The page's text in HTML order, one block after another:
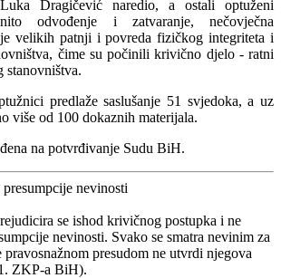
Dragičević naredio, a ostali optuženi
odvođenje i zatvaranje, nečovječna
velikih patnji i povreda fizičkog integriteta i
čime su počinili krivično djelo - ratni
predlaže saslušanje 51 svjedoka, a uz
više od 100 dokaznih materijala.
na potvrđivanje Sudu BiH.
nevinosti
se ishod krivičnog postupka i ne
nevinosti. Svako se smatra nevinim za
presudom ne utvrdi njegova
ZKP-a BiH).